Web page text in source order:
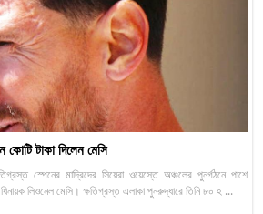
কোটি টাকা দিলেন মেসি
স্পেনের মাদ্রিদের সিয়েরা ওয়েস্তে অঞ্চলের পুনর্গঠনে পাশে
লিওনেল মেসি। ক্ষতিগ্রস্ত এলাকা পুনরুদ্ধারে তিনি ৮০ হ ...